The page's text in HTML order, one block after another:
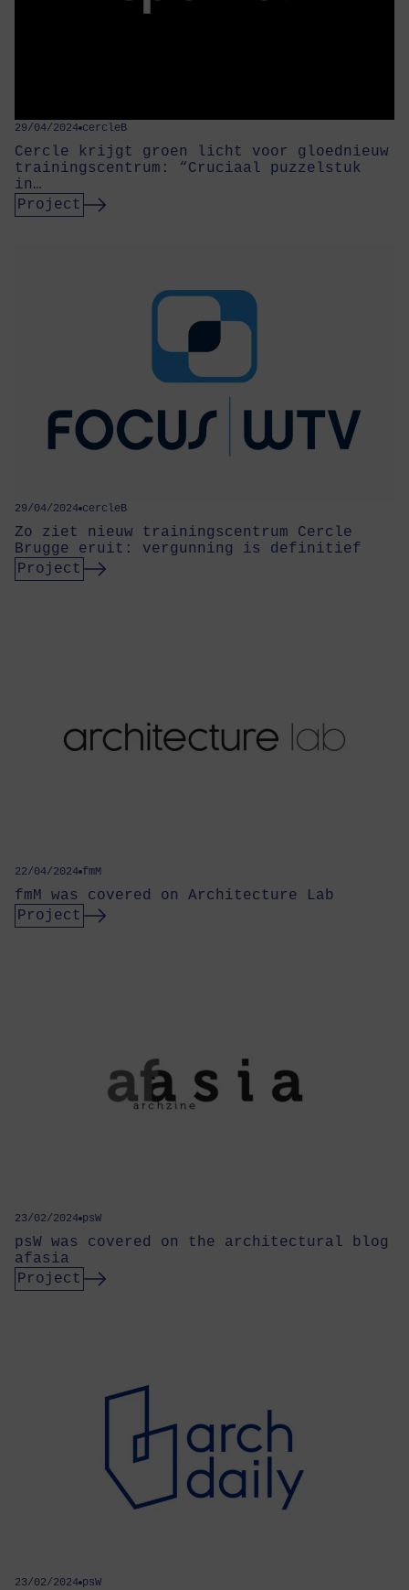
29/04/2024 cercleB
Cercle krijgt groen licht voor gloednieuw
trainingscentrum: “Cruciaal puzzelstuk
in…
Project
29/04/2024 cercleB
Zo ziet nieuw trai­nings­cen­trum Cer­cle
Brug­ge eruit: ver­gun­ning is definitief
Project
22/04/2024 fmM
fmM was covered on Architecture Lab
Project
23/02/2024 psW
psW was covered on the architectural blog
afasia
Project
23/02/2024 psW